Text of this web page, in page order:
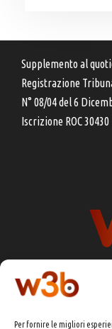
Per fornire le migliori
Supplemento al
Registrazione
N° 08/04 del 6
Iscrizione ROC 30430
DIRETTORE